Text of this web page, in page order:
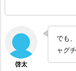
でも
ャグ